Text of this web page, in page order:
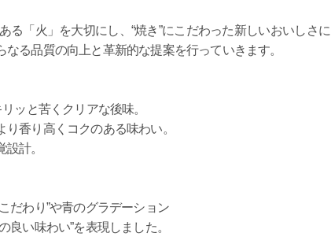
る「火」を大切にし、“焼き”にこだわった新しいおいしさに
る品質の向上と革新的な提案を行っていきます。
ッと苦くクリアな後味。
香り高くコクのある味わい。
計。
だわり”や青のグラデーション
良い味わい”を表現しました。